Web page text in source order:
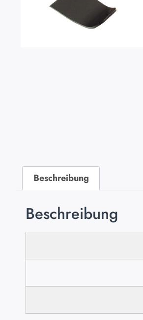
Beschreibung
Beschreibung